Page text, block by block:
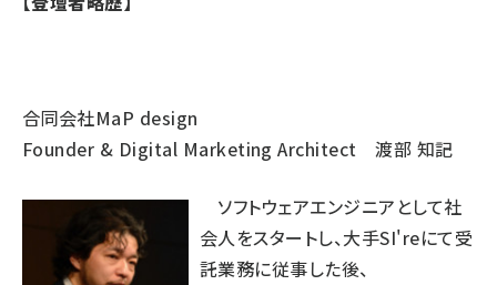
合同会社MaP design
Founder & Digital Marketing Architect 渡部 知記
ソフトウェアエンジニアとして社
会人をスタートし、大手SI'reにて受
託業務に従事した後、